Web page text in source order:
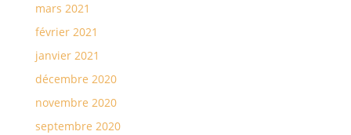
mars 2021
février 2021
janvier 2021
décembre 2020
novembre 2020
septembre 2020